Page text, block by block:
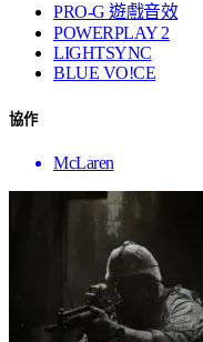
PRO-G 遊戲音效
POWERPLAY 2
LIGHTSYNC
BLUE VO!CE
協作
McLaren